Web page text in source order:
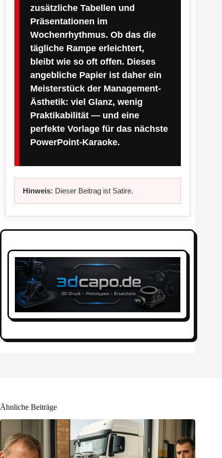
zusätzliche Tabellen und
Präsentationen im
Wochenrhythmus. Ob das die
tägliche Rampe erleichtert,
bleibt wie so oft offen. Dieses
angebliche Papier ist daher ein
Meisterstück der Management-
Ästhetik: viel Glanz, wenig
Praktikabilität — und eine
perfekte Vorlage für das nächste
PowerPoint-Karaoke.
Hinweis: Dieser Beitrag ist Satire.
Ähnliche Beiträge